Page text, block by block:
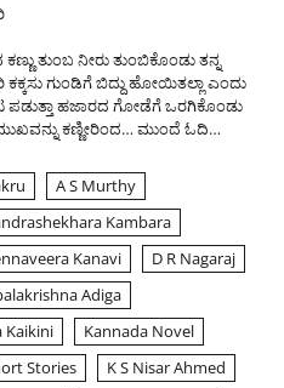
ತುಂಬ ನೀರು ತುಂಬಿಕೊಂಡು ತನ್ನ
ಕಕ್ಕಸು ಗುಂಡಿಗೆ ಬಿದ್ದು ಹೋಯಿತಲ್ಲಾ ಎಂದು
ಪಡುತ್ತಾ ಹಜಾರದ ಗೋಡೆಗೆ ಒರಗಿಕೊಂಡು
ಕಣ್ಣೀರಿಂದ…ಮುಂದೆ ಓದಿ…
A S Murthy
Kambara
Kanavi
D R Nagaraj
Adiga
Kaikini
Kannada Novel
Stories
K S Nisar Ahmed